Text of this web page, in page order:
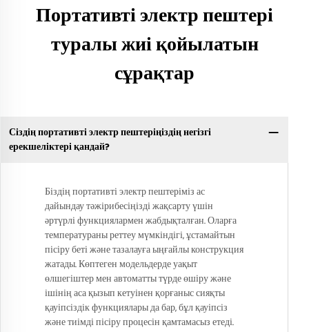
Портативті электр пештері
туралы жиі қойылатын
сұрақтар
Сіздің портативті электр пештеріңіздің негізгі
ерекшеліктері қандай?
Біздің портативті электр пештеріміз ас
дайындау тәжірибесіңізді жақсарту үшін
әртүрлі функциялармен жабдықталған. Оларға
температураны реттеу мүмкіндігі, ұстамайтын
пісіру беті және тазалауға ыңғайлы конструкция
жатады. Көптеген модельдерде уақыт
өлшегіштер мен автоматты түрде өшіру және
ішінің аса қызып кетуінен қорғаныс сияқты
қауіпсіздік функциялары да бар, бұл қауіпсіз
және тиімді пісіру процесін қамтамасыз етеді.